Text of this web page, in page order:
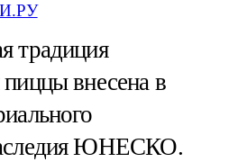
традиция
внесена в
ЮНЕСКО.